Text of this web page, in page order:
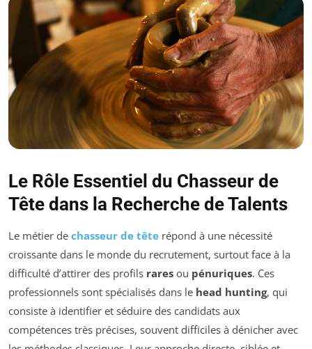
Le Rôle Essentiel du Chasseur de
Tête dans la Recherche de Talents
Le métier de chasseur de tête répond à une nécessité
croissante dans le monde du recrutement, surtout face à la
difficulté d’attirer des profils rares ou pénuriques. Ces
professionnels sont spécialisés dans le head hunting, qui
consiste à identifier et séduire des candidats aux
compétences très précises, souvent difficiles à dénicher avec